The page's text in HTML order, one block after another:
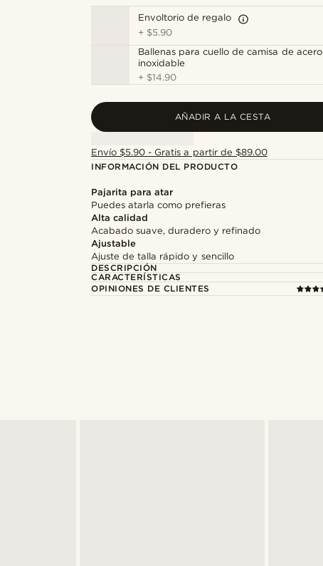
Envoltorio de regalo
+ $5.90
Ballenas para cuello de camisa de acero
inoxidable
+ $14.90
AÑADIR A LA CESTA
Envío $5.90 - Gratis a partir de $89.00
INFORMACIÓN DEL PRODUCTO
Pajarita para atar
Puedes atarla como prefieras
Alta calidad
Acabado suave, duradero y refinado
Ajustable
Ajuste de talla rápido y sencillo
DESCRIPCIÓN
CARACTERÍSTICAS
OPINIONES DE CLIENTES